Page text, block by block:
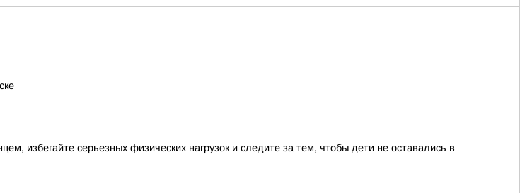
избегайте серьезных физических нагрузок и следите за тем, чтобы дети не оставались в